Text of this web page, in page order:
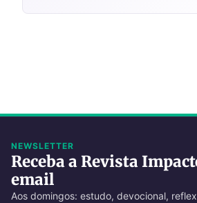
NEWSLETTER
Receba a Revista
email
Aos domingos: estudo, devocional,